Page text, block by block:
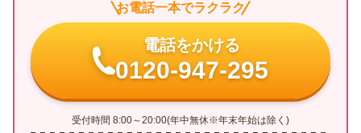
お電話一本でラクラク
電話をかける
0120-947-295
受付時間 8:00～20:00(年中無休※年末年始は除く)